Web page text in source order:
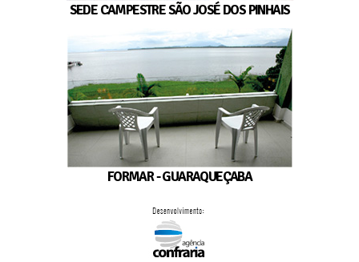
SEDE CAMPESTRE SÃO JOSÉ DOS PINHAIS
FORMAR - GUARAQUEÇABA